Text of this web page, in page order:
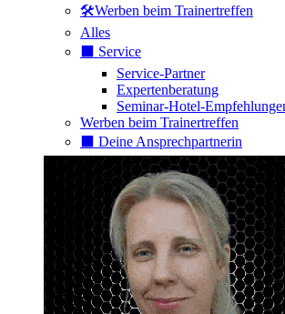
🛠️Werben beim Trainertreffen
Alles
⬛️ Service
Service-Partner
Expertenberatung
Seminar-Hotel-
Werben beim Trainertreffen
⬛️ Deine Ansprechpartnerin